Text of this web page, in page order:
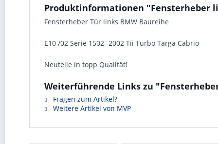
Produktinformationen "Fensterheber
Fensterheber Tür links BMW Baureihe
E10 /02 Serie 1502 -2002 Tii Turbo Targa Cabrio
Neuteile in topp Qualität!
Weiterführende Links zu
Fragen zum Artikel?
Weitere Artikel von MVP